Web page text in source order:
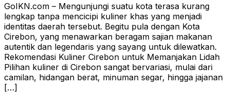
GoIKN.com – Mengunjungi suatu kota terasa kurang
lengkap tanpa mencicipi kuliner khas yang menjadi
identitas daerah tersebut. Begitu pula dengan Kota
Cirebon, yang menawarkan beragam sajian makanan
autentik dan legendaris yang sayang untuk dilewatkan.
Rekomendasi Kuliner Cirebon untuk Memanjakan Lidah
Pilihan kuliner di Cirebon sangat bervariasi, mulai dari
camilan, hidangan berat, minuman segar, hingga jajanan
[…]